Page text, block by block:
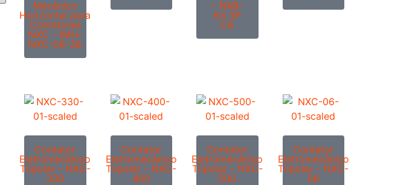
Mecânico
Horizontal para
Contatores
NXC – IMH-
NXC-09-38
– NXB-
63 3P
C6
Contator
Eletromecânico
Tripolar – NXC-
330
Contator
Eletromecânico
Tripolar – NXC-
400
Contator
Eletromecânico
Tripolar – NXC-
500
Contator
Eletromecânico
Tripolar – NXC-
06